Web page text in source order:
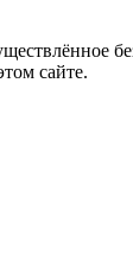
сайте.